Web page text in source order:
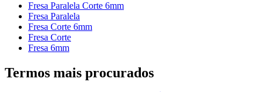
Fresa Paralela Corte 6mm
Fresa Paralela
Fresa Corte 6mm
Fresa Corte
Fresa 6mm
Termos mais procurados